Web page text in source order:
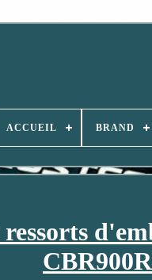
ACCUEIL BRAND
ressorts